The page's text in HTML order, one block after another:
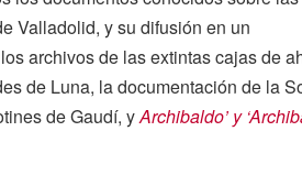
Valladolid, y su difusión en un
archivos de las extintas cajas de
de Luna, la documentación de la
de Gaudí, yArchibaldo’ y